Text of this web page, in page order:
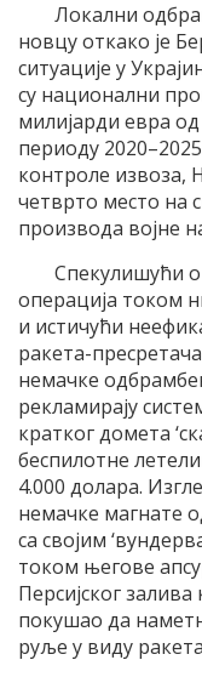
Локални
новцу откако је
ситуације у
су национални
милијарди евра
периоду
контроле извоза,
четврто место на
производа војне
Спекулишући
операција током
и истичући
ракета-
немачке
рекламирају
кратког домета
беспилотне
4.000 долара.
немачке магнате
са својим
током његове
Персијског
покушао да
руље у виду